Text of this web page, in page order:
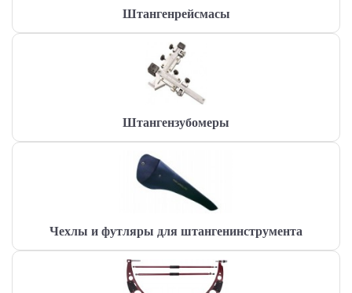
Штангенрейсмасы
Штангензубомеры
Чехлы и футляры для штангенинструмента